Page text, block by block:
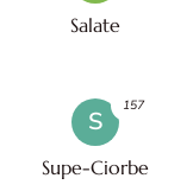
Salate
S
Supe-Ciorbe
157